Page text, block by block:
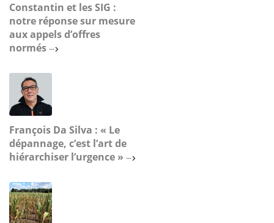
Constantin et les SIG :
notre réponse sur mesure
aux appels d’offres
normés
François Da Silva : « Le
dépannage, c’est l’art de
hiérarchiser l’urgence »